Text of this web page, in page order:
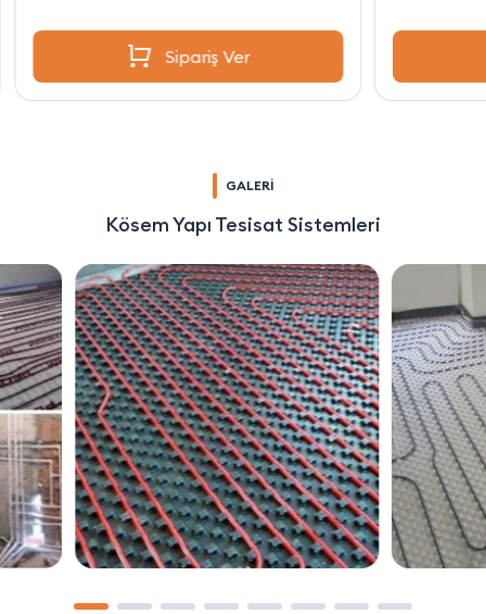
Sipariş Ver
GALERİ
Kösem Yapı Tesisat Sistemleri